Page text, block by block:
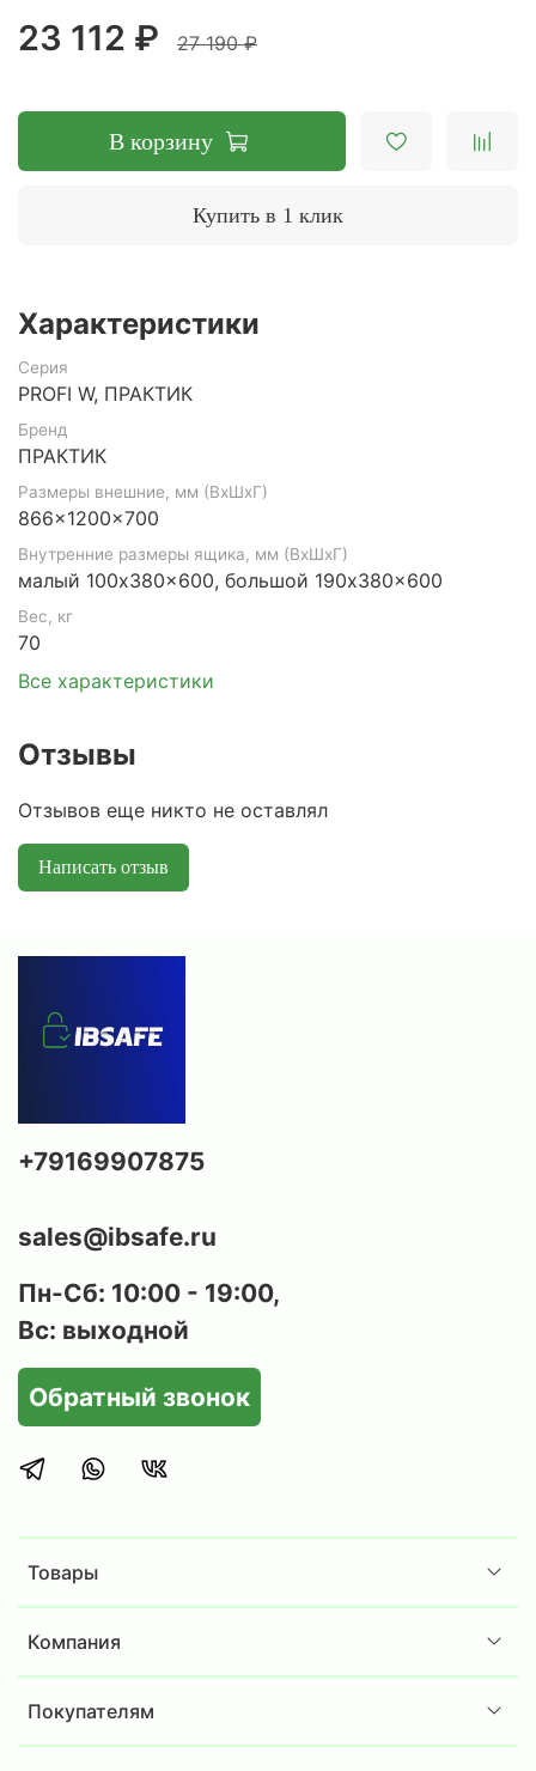
23 112 ₽ 27 190 ₽
В корзину
Купить в 1 клик
Характеристики
Серия
PROFI W, ПРАКТИК
Бренд
ПРАКТИК
Размеры внешние, мм (ВхШхГ)
866x1200x700
Внутренние размеры ящика, мм (ВхШхГ)
малый 100x380x600, большой 190x380x600
Вес, кг
70
Все характеристики
Отзывы
Отзывов еще никто не оставлял
Написать отзыв
Товары
Компания
Покупателям
+79169907875
sales@ibsafe.ru
Пн-Сб: 10:00 - 19:00,
Вс: выходной
Обратный звонок